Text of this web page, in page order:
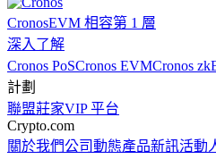
CronosEVM 相容第 1 層
深入了解
Cronos PoSCronos EVMCronos
計劃
聯盟莊家VIP 平台
Crypto.com
關於我們公司動態產品新訊活動